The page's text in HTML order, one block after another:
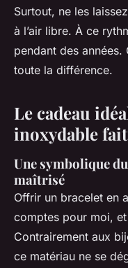
Surtout, ne les
à l’air libre. À ce
pendant des années.
toute la différence.
Le cadeau
inoxydable
Une symbolique
maîtrisé
Offrir un bracelet en
comptes pour moi, et
Contrairement aux
ce matériau ne se